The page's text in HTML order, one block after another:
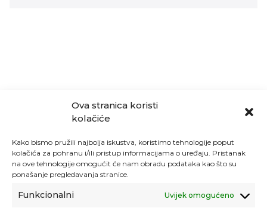
Ova stranica koristi
kolačiće
Kako bismo pružili najbolja iskustva, koristimo tehnologije poput
kolačića za pohranu i/ili pristup informacijama o uređaju. Pristanak
na ove tehnologije omogućit će nam obradu podataka kao što su
ponašanje pregledavanja stranice.
Funkcionalni Uvijek omogućeno